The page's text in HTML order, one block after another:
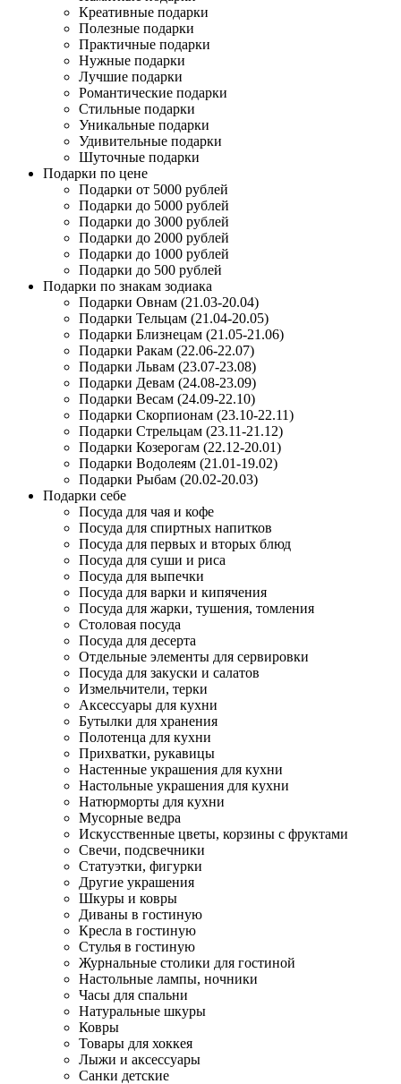
Креативные подарки
Полезные подарки
Практичные подарки
Нужные подарки
Лучшие подарки
Романтические подарки
Стильные подарки
Уникальные подарки
Удивительные подарки
Шуточные подарки
Подарки по цене
Подарки от 5000 рублей
Подарки до 5000 рублей
Подарки до 3000 рублей
Подарки до 2000 рублей
Подарки до 1000 рублей
Подарки до 500 рублей
Подарки по знакам зодиака
Подарки Овнам (21.03-20.04)
Подарки Тельцам (21.04-20.05)
Подарки Близнецам (21.05-21.06)
Подарки Ракам (22.06-22.07)
Подарки Львам (23.07-23.08)
Подарки Девам (24.08-23.09)
Подарки Весам (24.09-22.10)
Подарки Скорпионам (23.10-22.11)
Подарки Стрельцам (23.11-21.12)
Подарки Козерогам (22.12-20.01)
Подарки Водолеям (21.01-19.02)
Подарки Рыбам (20.02-20.03)
Подарки себе
Посуда для чая и кофе
Посуда для спиртных напитков
Посуда для первых и вторых блюд
Посуда для суши и риса
Посуда для выпечки
Посуда для варки и кипячения
Посуда для жарки, тушения, томления
Столовая посуда
Посуда для десерта
Отдельные элементы для сервировки
Посуда для закуски и салатов
Измельчители, терки
Аксессуары для кухни
Бутылки для хранения
Полотенца для кухни
Прихватки, рукавицы
Настенные украшения для кухни
Настольные украшения для кухни
Натюрморты для кухни
Мусорные ведра
Искусственные цветы, корзины с фруктами
Свечи, подсвечники
Статуэтки, фигурки
Другие украшения
Шкуры и ковры
Диваны в гостиную
Кресла в гостиную
Стулья в гостиную
Журнальные столики для гостиной
Настольные лампы, ночники
Часы для спальни
Натуральные шкуры
Ковры
Товары для хоккея
Лыжи и аксессуары
Санки детские